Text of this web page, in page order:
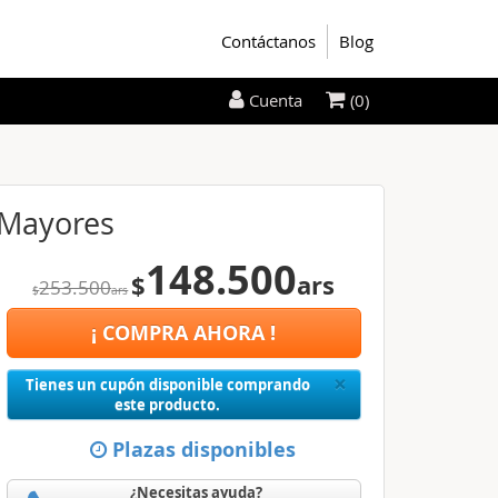
Contáctanos Blog
$253.500ars $148.500ars
¡ COMPRA AHORA !
×Close
Tienes un cupón disponible comprando
este producto.
Plazas disponibles
¿Necesitas ayuda?
Cuenta (0)